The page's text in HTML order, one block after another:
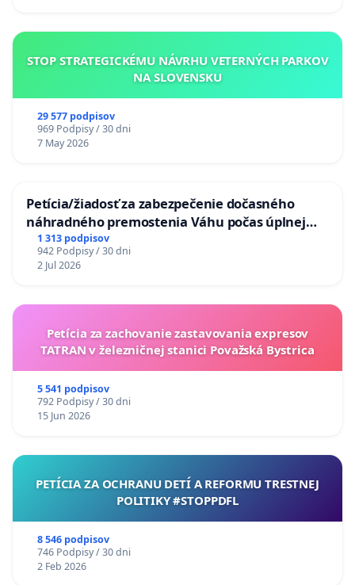
STOP STRATEGICKÉMU NÁVRHU VETERNÝCH PARKOV
NA SLOVENSKU
29 577 podpisov
969 Podpisy / 30 dni
7 May 2026
Petícia/žiadosť za zabezpečenie dočasného
náhradného premostenia Váhu počas úplnej
uzávery Vážskeho mosta v Komárne
1 313 podpisov
942 Podpisy / 30 dni
2 Jul 2026
Petícia za zachovanie zastavovania expresov
TATRAN v železničnej stanici Považská Bystrica
5 541 podpisov
792 Podpisy / 30 dni
15 Jun 2026
PETÍCIA ZA OCHRANU DETÍ A REFORMU TRESTNEJ
POLITIKY #STOPPDFL
8 546 podpisov
746 Podpisy / 30 dni
2 Feb 2026